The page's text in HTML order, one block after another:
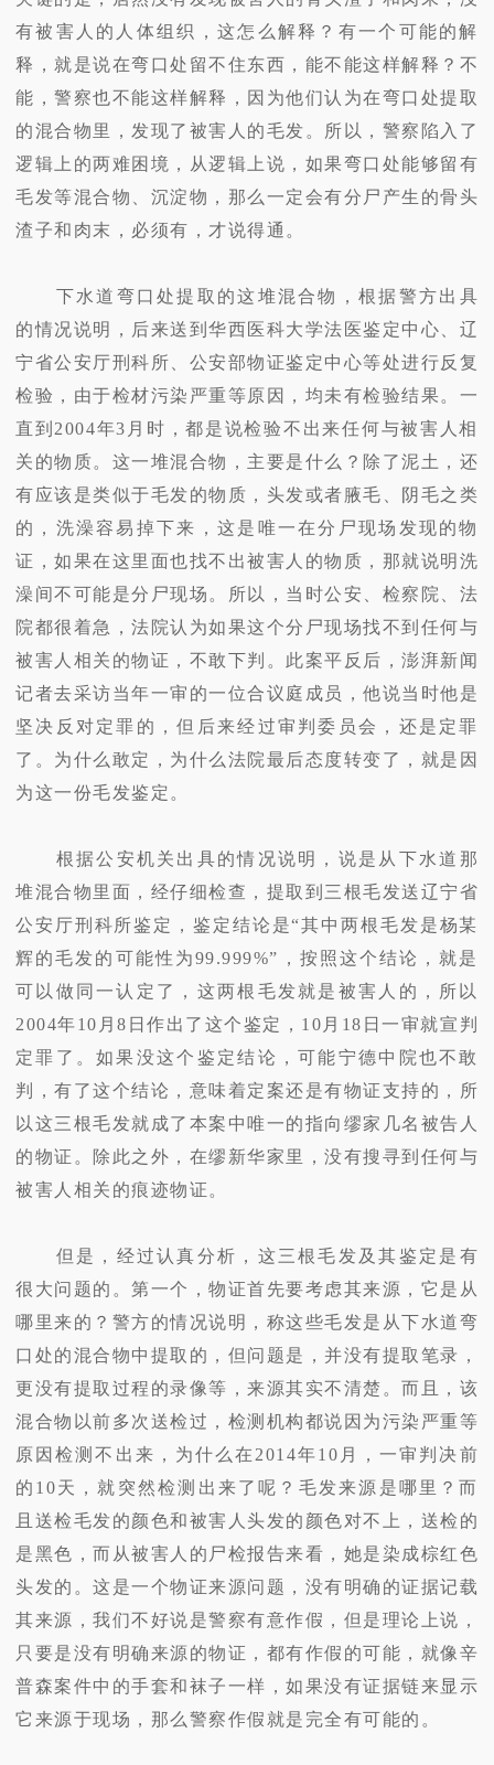
有被害人的人体组织，这怎么解释？有一个可能的解
释，就是说在弯口处留不住东西，能不能这样解释？不
能，警察也不能这样解释，因为他们认为在弯口处提取
的混合物里，发现了被害人的毛发。所以，警察陷入了
逻辑上的两难困境，从逻辑上说，如果弯口处能够留有
毛发等混合物、沉淀物，那么一定会有分尸产生的骨头
渣子和肉末，必须有，才说得通。
下水道弯口处提取的这堆混合物，根据警方出具
的情况说明，后来送到华西医科大学法医鉴定中心、辽
宁省公安厅刑科所、公安部物证鉴定中心等处进行反复
检验，由于检材污染严重等原因，均未有检验结果。一
直到2004年3月时，都是说检验不出来任何与被害人相
关的物质。这一堆混合物，主要是什么？除了泥土，还
有应该是类似于毛发的物质，头发或者腋毛、阴毛之类
的，洗澡容易掉下来，这是唯一在分尸现场发现的物
证，如果在这里面也找不出被害人的物质，那就说明洗
澡间不可能是分尸现场。所以，当时公安、检察院、法
院都很着急，法院认为如果这个分尸现场找不到任何与
被害人相关的物证，不敢下判。此案平反后，澎湃新闻
记者去采访当年一审的一位合议庭成员，他说当时他是
坚决反对定罪的，但后来经过审判委员会，还是定罪
了。为什么敢定，为什么法院最后态度转变了，就是因
为这一份毛发鉴定。
根据公安机关出具的情况说明，说是从下水道那
堆混合物里面，经仔细检查，提取到三根毛发送辽宁省
公安厅刑科所鉴定，鉴定结论是“其中两根毛发是杨某
辉的毛发的可能性为99.999%”，按照这个结论，就是
可以做同一认定了，这两根毛发就是被害人的，所以
2004年10月8日作出了这个鉴定，10月18日一审就宣判
定罪了。如果没这个鉴定结论，可能宁德中院也不敢
判，有了这个结论，意味着定案还是有物证支持的，所
以这三根毛发就成了本案中唯一的指向缪家几名被告人
的物证。除此之外，在缪新华家里，没有搜寻到任何与
被害人相关的痕迹物证。
但是，经过认真分析，这三根毛发及其鉴定是有
很大问题的。第一个，物证首先要考虑其来源，它是从
哪里来的？警方的情况说明，称这些毛发是从下水道弯
口处的混合物中提取的，但问题是，并没有提取笔录，
更没有提取过程的录像等，来源其实不清楚。而且，该
混合物以前多次送检过，检测机构都说因为污染严重等
原因检测不出来，为什么在2014年10月，一审判决前
的10天，就突然检测出来了呢？毛发来源是哪里？而
且送检毛发的颜色和被害人头发的颜色对不上，送检的
是黑色，而从被害人的尸检报告来看，她是染成棕红色
头发的。这是一个物证来源问题，没有明确的证据记载
其来源，我们不好说是警察有意作假，但是理论上说，
只要是没有明确来源的物证，都有作假的可能，就像辛
普森案件中的手套和袜子一样，如果没有证据链来显示
它来源于现场，那么警察作假就是完全有可能的。